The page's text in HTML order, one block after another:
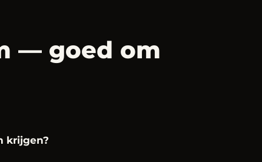
— goed om
krijgen?